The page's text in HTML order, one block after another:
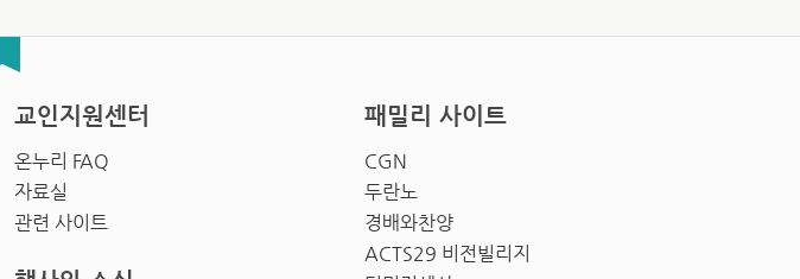
교인지원센터
온누리 FAQ
자료실
관련 사이트
패밀리 사이트
CGN
두란노
경배와찬양
ACTS29 비전빌리지